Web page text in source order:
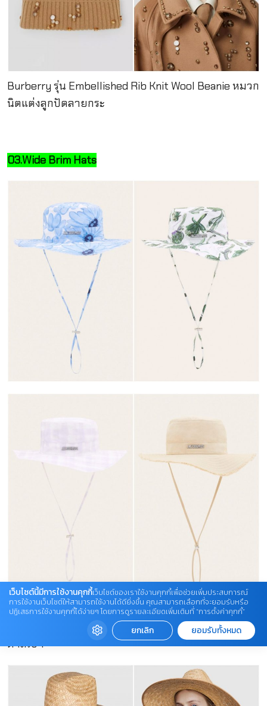
Burberry รุ่น Embellished Rib Knit Wool Beanie หมวก
นิตแต่งลูกปัดลายกระ
03.Wide Brim Hats
Jacquemus รุ่น Le bob Artichaut canvas bucket hat
หมวกปีกกว้างแบบลายดอกไม้, ลายตาราง และแบบสีน้ำ
ตาลเบจ
เว็บไซต์นี้มีการใช้งานคุกกี้เว็บไซต์ของเราใช้งานคุกกี้เพื่อช่วยเพิ่มประสบการณ์
การใช้งานเว็บไซต์ให้สามารถใช้งานได้ดียิ่งขึ้น คุณสามารถเลือกที่จะยอมรับหรือ
ปฏิเสธการใช้งานคุกกี้ได้ง่ายๆ โดยการดูรายละเอียดเพิ่มเติมที่ “การตั้งค่าคุกกี้”
ยกเลิก ยอมรับทั้งหมด